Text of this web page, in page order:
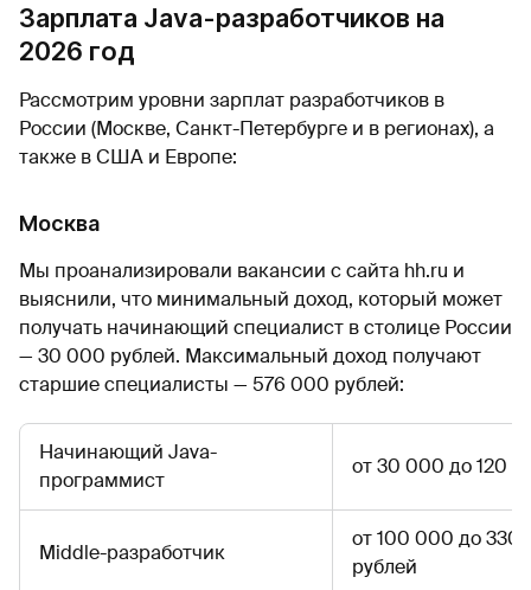
Зарплата Java-разработчиков на
2026 год
Рассмотрим уровни зарплат разработчиков в
России (Москве, Санкт-Петербурге и в регионах), а
также в США и Европе:
Москва
Мы проанализировали вакансии с сайта hh.ru и
выяснили, что минимальный доход, который может
получать начинающий специалист в столице России
— 30 000 рублей. Максимальный доход получают
старшие специалисты — 576 000 рублей:
Начинающий Java-
программист
от 30 000 до 120
Middle-разработчик
от 100 000 до 330
рублей